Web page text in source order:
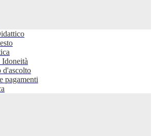
d'ascolto
pagamenti